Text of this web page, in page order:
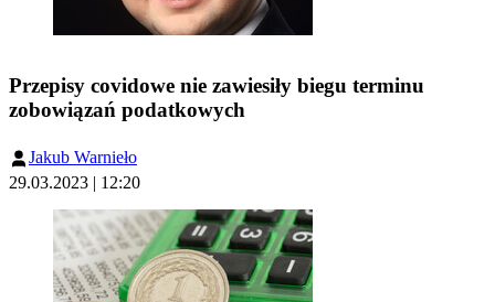
Przepisy covidowe nie zawiesiły biegu terminu
zobowiązań podatkowych
Jakub Warnieło
29.03.2023 | 12:20